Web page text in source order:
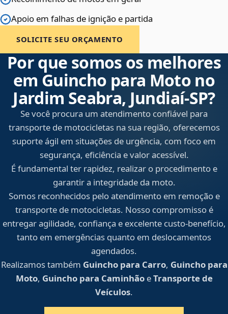
Apoio em falhas de ignição e partida
SOLICITE SEU ORÇAMENTO
Por que somos os melhores
em Guincho para Moto no
Jardim Seabra, Jundiaí‑SP?
Se você procura um atendimento confiável para
transporte de motocicletas na sua região, oferecemos
suporte ágil em situações de urgência, com foco em
segurança, eficiência e valor acessível.
É fundamental ter rapidez, realizar o procedimento e
garantir a integridade da moto.
Somos reconhecidos pelo atendimento em remoção e
transporte de motocicletas. Nosso compromisso é
entregar agilidade, confiança e excelente custo-benefício,
tanto em emergências quanto em deslocamentos
agendados.
Realizamos também Guincho para Carro, Guincho para
Moto, Guincho para CaminhãoeTransporte de
Veículos.